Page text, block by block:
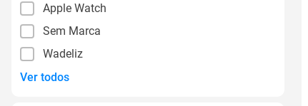
Apple Watch
Sem Marca
Wadeliz
Ver todos